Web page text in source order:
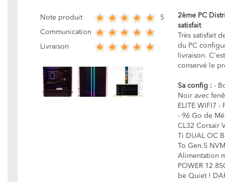
Note produit 5
Communication
Livraison
2ème PC
satisfait
Très satisfait
du PC
livraison.
conservé le
Sa config : -
Noir avec
ELITE WIFI7
- 96 Go de
CL32 Corsair
Ti DUAL OC
To Gen.5
Alimentation
POWER 12
be Quiet !